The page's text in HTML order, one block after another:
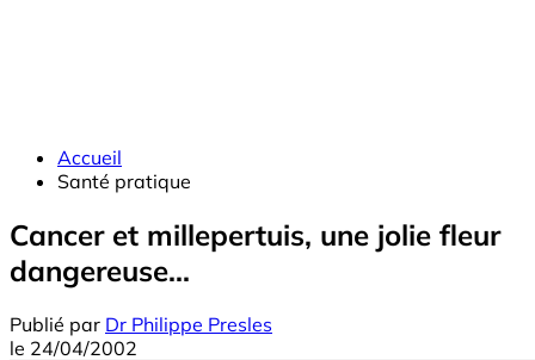
Accueil
Santé pratique
Cancer et millepertuis, une jolie fleur
dangereuse...
Publié par Dr Philippe Presles
le 24/04/2002